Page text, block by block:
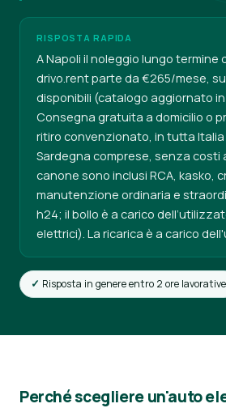
RISPOSTA RAPIDA
A Napoli il noleggio lungo termine
drivo.rent parte da €265/mese, su
disponibili (catalogo aggiornato
Consegna gratuita a domicilio o
ritiro convenzionato, in tutta Italia
Sardegna comprese, senza costi
canone sono inclusi RCA, kasko,
manutenzione ordinaria e
h24; il bollo è a carico
elettrici). La ricarica è a carico
Risposta in genere entro 2 ore lavorative
Perché scegliere un'auto